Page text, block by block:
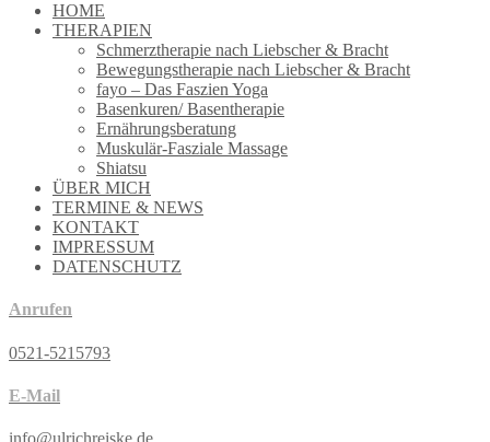
HOME
THERAPIEN
Schmerztherapie nach Liebscher & Bracht
Bewegungstherapie nach Liebscher & Bracht
fayo – Das Faszien Yoga
Basenkuren/ Basentherapie
Ernährungsberatung
Muskulär-Fasziale Massage
Shiatsu
ÜBER MICH
TERMINE & NEWS
KONTAKT
IMPRESSUM
DATENSCHUTZ
Anrufen
0521-5215793
E-Mail